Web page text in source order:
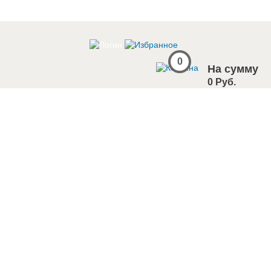
0
На сумму
0 Руб.